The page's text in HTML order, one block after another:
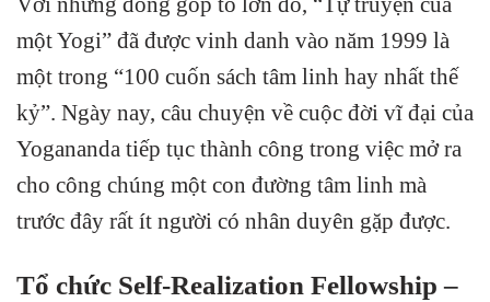
một Yogi” đã được vinh danh vào năm 1999 là
một trong “100 cuốn sách tâm linh hay nhất thế
kỷ”. Ngày nay, câu chuyện về cuộc đời vĩ đại của
Yogananda tiếp tục thành công trong việc mở ra
cho công chúng một con đường tâm linh mà
trước đây rất ít người có nhân duyên gặp được.
Tổ chức Self-Realization Fellowship –